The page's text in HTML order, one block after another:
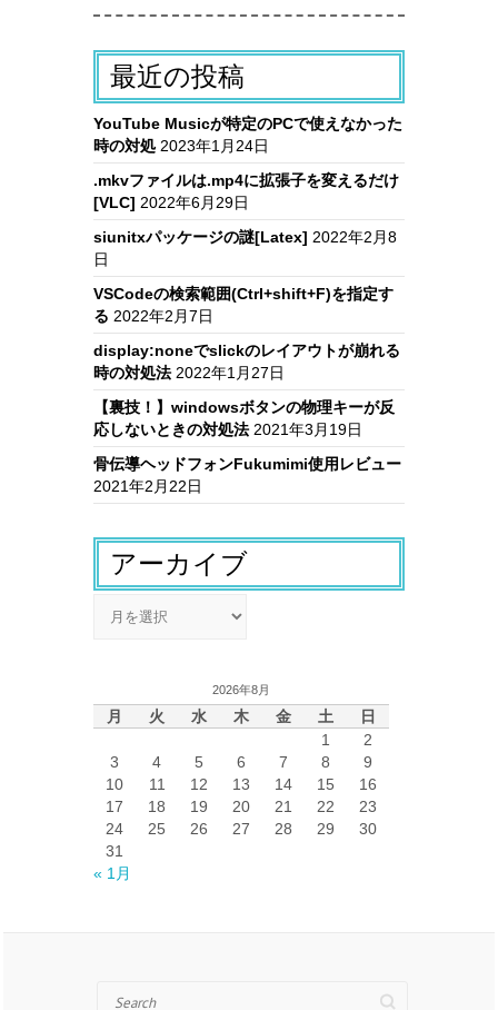
最近の投稿
YouTube Musicが特定のPCで使えなかった
時の対処 2023年1月24日
.mkvファイルは.mp4に拡張子を変えるだけ
[VLC] 2022年6月29日
siunitxパッケージの謎[Latex] 2022年2月8
日
VSCodeの検索範囲(Ctrl+shift+F)を指定す
る 2022年2月7日
display:noneでslickのレイアウトが崩れる
時の対処法 2022年1月27日
【裏技！】windowsボタンの物理キーが反
応しないときの対処法 2021年3月19日
骨伝導ヘッドフォンFukumimi使用レビュー
2021年2月22日
アーカイブ
2026年8月
月 火 水 木 金 土
日
1
2
3
4 5 6 7 8
9
10
11 12 13 14 15
16
17
18 19 20 21 22
23
24
25 26 27 28 29
30
31
« 1月